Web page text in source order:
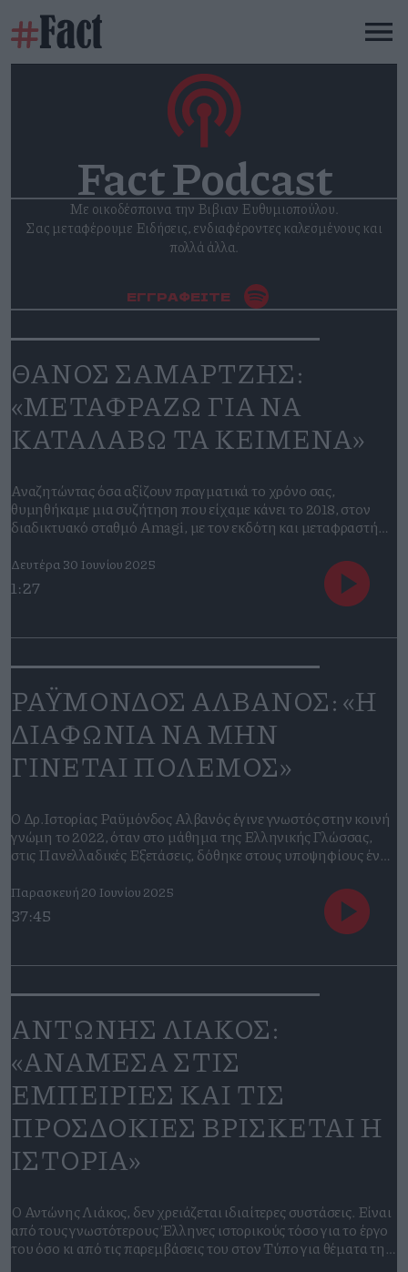
Fact Podcast
Mε οικοδέσποινα την Βιβιαν Ευθυμιοπούλου.
Σας μεταφέρουμε Ειδήσεις, ενδιαφέροντες καλεσμένους και
πολλά άλλα.
ΕΓΓΡΑΦΕΙΤΕ
ΘΑΝΟΣ ΣΑΜΑΡΤΖΗΣ:
«ΜΕΤΑΦΡΑΖΩ ΓΙΑ ΝΑ
ΚΑΤΑΛΑΒΩ ΤΑ ΚΕΙΜΕΝΑ»
Αναζητώντας όσα αξίζουν πραγματικά το χρόνο σας,
θυμηθήκαμε μια συζήτηση που είχαμε κάνει το 2018, στον
διαδικτυακό σταθμό Amagi, με τον εκδότη και μεταφραστή
συζήτηση, τέλη Ιουνίου του 2017, ο Θάνος Σαμαρτζής και η
Μαριλένα Καραμολέγκου είχαν ιδρύσει τις⁠ εκδόσεις ΔΩΜΑ⁠.
Χάρις στις εκδοτικές τους επιλογές οι […]
Δευτέρα 30 Ιουνίου 2025
1:27
ΡΑΫΜΟΝΔΟΣ ΑΛΒΑΝΟΣ: «Η
ΔΙΑΦΩΝΙΑ ΝΑ ΜΗΝ
ΓΙΝΕΤΑΙ ΠΟΛΕΜΟΣ»
O Δρ.Ιστορίας Ραϋμόνδος Αλβανός έγινε γνωστός στην κοινή
γνώμη το 2022, όταν στο μάθημα της Ελληνικής Γλώσσας,
στις Πανελλαδικές Εξετάσεις, δόθηκε στους υποψηφίους ένα
σε πόλεμο και σύγχρονες πολιτικές ταυτότητες». (Επίκεντρο).
Η δική του επαφή όμως με το κοινό ξεκινάει το 2012, όταν το
Ίδρυμα της Βουλής […]
Παρασκευή 20 Ιουνίου 2025
37:45
ΑΝΤΩΝΗΣ ΛΙΑΚΟΣ:
«ΑΝΑΜΕΣΑ ΣΤΙΣ
ΕΜΠΕΙΡΙΕΣ ΚΑΙ ΤΙΣ
ΠΡΟΣΔΟΚΙΕΣ ΒΡΙΣΚΕΤΑΙ Η
ΙΣΤΟΡΙΑ»
Ο Αντώνης Λιάκος, δεν χρειάζεται ιδιαίτερες συστάσεις. Είναι
από τους γνωστότερους Έλληνες ιστορικούς τόσο για το έργο
του όσο κι από τις παρεμβάσεις του στον Τύπο για θέματα της